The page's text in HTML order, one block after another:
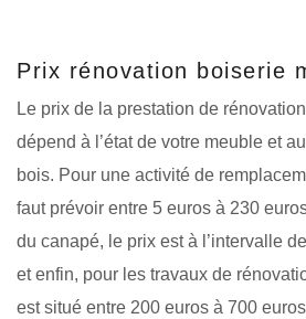
Prix rénovation boiserie
Le prix de la prestation de
dépend à l’état de votre meuble et
bois. Pour une activité de
faut prévoir entre 5 euros à 230
du canapé, le prix est à l’intervalle
et enfin, pour les travaux de
est situé entre 200 euros à 700